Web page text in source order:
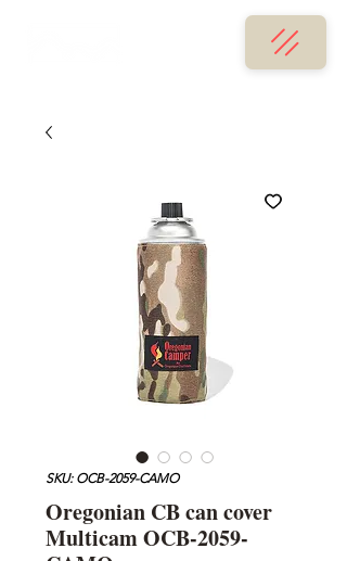
SKU: OCB-2059-CAMO
Oregonian CB can cover
Multicam OCB-2059-